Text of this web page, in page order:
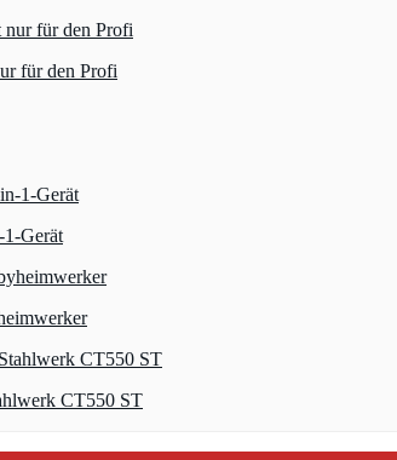
für den Profi
Gerät
CT550 ST